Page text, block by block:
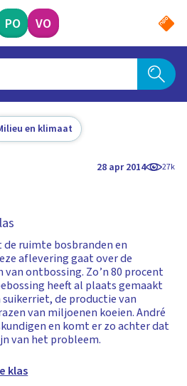
PO VO
en klimaat
28 apr 2014 27k
ruimte bosbranden en
aflevering gaat over de
ontbossing. Zo’n 80 procent
heeft al plaats gemaakt
de productie van
van miljoenen koeien. André
en komt er zo achter dat
van het probleem.
klas